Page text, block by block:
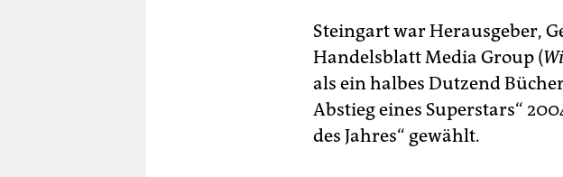
Steingart war Herausgeber,
Handelsblatt Media Group (
als ein halbes Dutzend
Abstieg eines Superstars“
des Jahres“ gewählt.